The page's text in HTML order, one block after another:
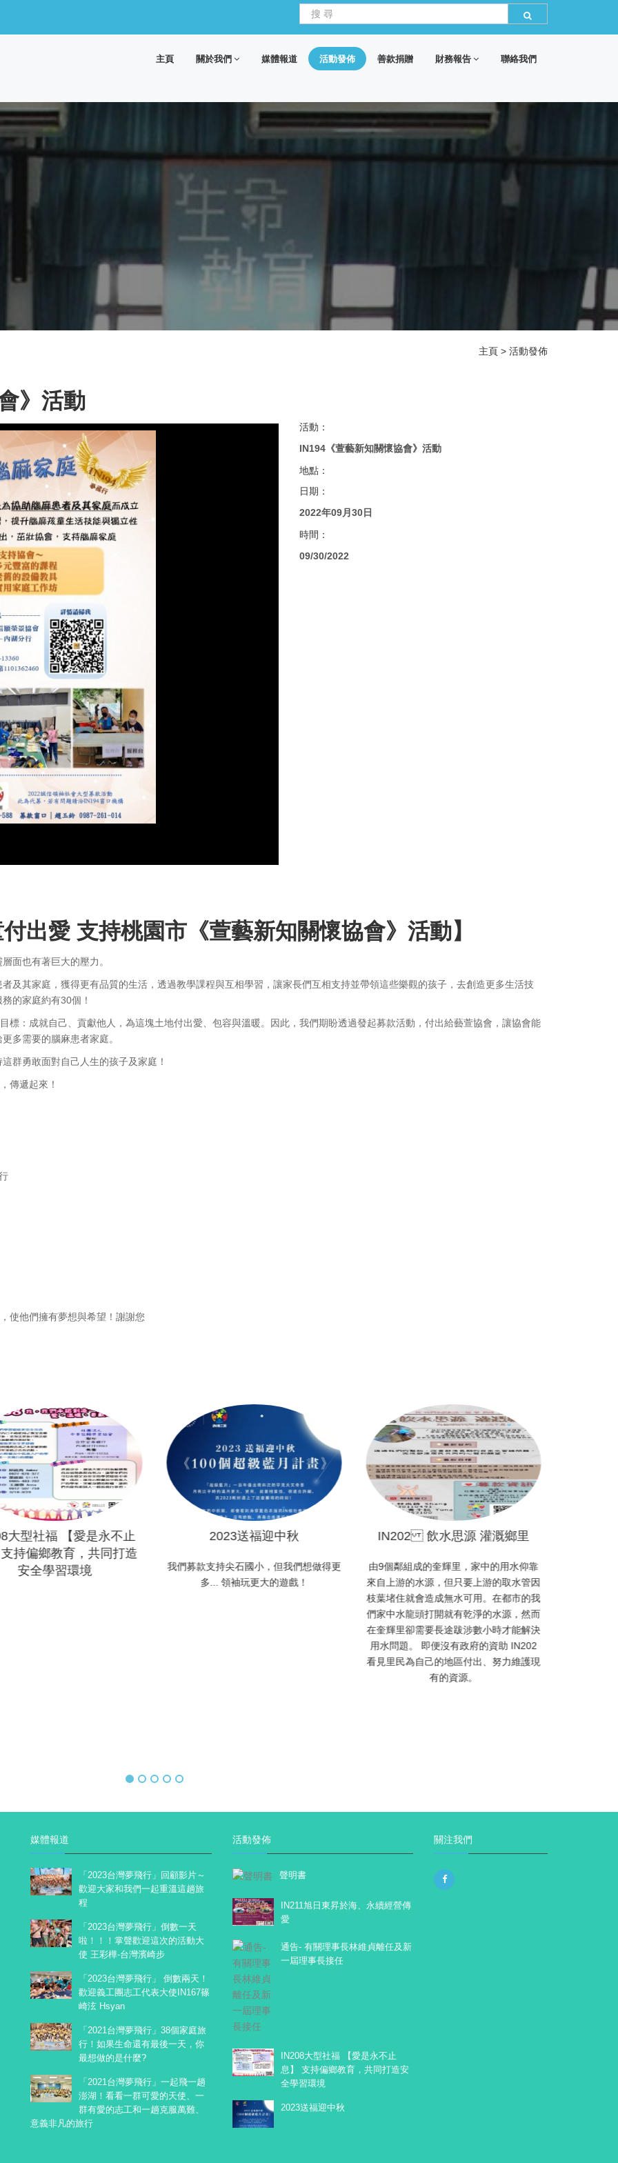
主頁 關於我們 媒體報道 活動發佈 善款捐贈 財務報告 聯絡我們
主頁 > 活動發佈
》活動
活動：
IN194《萱藝新知關懷協會》活動
地點：
日期：
2022年09月30日
時間：
09/30/2022
出愛 支持桃園市《萱藝新知關懷協會》活動】
面也有著巨大的壓力。
及其家庭，獲得更有品質的生活，透過教學課程與互相學習，讓家長們互相支持並帶領這些樂觀的孩子，去創造更多生活技
的家庭約有30個！
標：成就自己、貢獻他人，為這塊土地付出愛、包容與溫暖。因此，我們期盼透過發起募款活動，付出給藝萱協會，讓協會能
多需要的腦麻患者家庭。
群勇敢面對自己人生的孩子及家庭！
傳遞起來！
使他們擁有夢想與希望！謝謝您
大型社福 【愛是永不止
持偏鄉教育，共同打造
安全學習環境
2023送福迎中秋
我們募款支持尖石國小，但我們想做得更
多... 領袖玩更大的遊戲！
IN202 飲水思源 灌溉鄉里
由9個鄰組成的奎輝里，家中的用水仰靠
來自上游的水源，但只要上游的取水管因
枝葉堵住就會造成無水可用。在都市的我
們家中水龍頭打開就有乾淨的水源，然而
在奎輝里卻需要長途跋涉數小時才能解決
用水問題。 即便沒有政府的資助 IN202
看見里民為自己的地區付出、努力維護現
有的資源。
媒體報道
「2023台灣夢飛行」回顧影片～
歡迎大家和我們一起重溫這趟旅
程
「2023台灣夢飛行」倒數一天
啦！！！掌聲歡迎這次的活動大
使 王彩樺-台灣濱崎步
「2023台灣夢飛行」 倒數兩天！
歡迎義工團志工代表大使IN167篠
崎泫 Hsyan
「2021台灣夢飛行」38個家庭旅
行！如果生命還有最後一天，你
最想做的是什麼?
「2021台灣夢飛行」一起飛一趟
澎湖！看看一群可愛的天使、一
群有愛的志工和一趟克服萬難、
意義非凡的旅行
活動發佈
聲明書
IN211旭日東昇於海、永續經營傳
愛
通告- 有關理事長林維貞離任及新
一屆理事長接任
IN208大型社福 【愛是永不止
息】 支持偏鄉教育，共同打造安
全學習環境
2023送福迎中秋
關注我們